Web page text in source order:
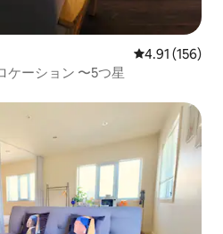
レビュー156
4.91 (156)
ケーション 〜5つ星
。